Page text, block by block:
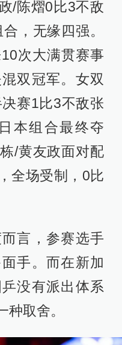
/陈熠0比3不敌
，无缘四强。
次大满贯赛事
双冠军。女双
赛1比3不敌张
本组合最终夺
/黄友政面对配
全场受制，0比
言，参赛选手
手。而在新加
没有派出体系
取舍。